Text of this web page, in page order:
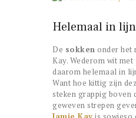
Helemaal in lijn
De sokken onder het
Kay. Wederom wit
daarom helemaal in
Want hoe kittig zijn
steken grappig boven
geweven strepen